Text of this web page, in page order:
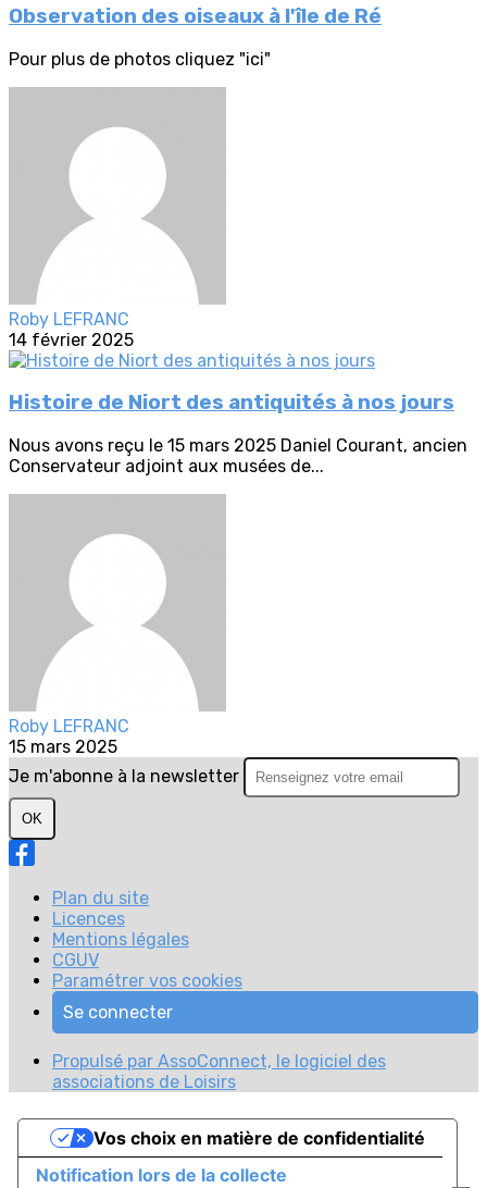
Observation des oiseaux à l'île de Ré
Pour plus de photos cliquez "ici"
Roby LEFRANC
14 février 2025
Histoire de Niort des antiquités à nos jours
Nous avons reçu le 15 mars 2025 Daniel Courant, ancien
Conservateur adjoint aux musées de...
Roby LEFRANC
15 mars 2025
Je m'abonne à la newsletter
OK
Plan du site
Licences
Mentions légales
CGUV
Paramétrer vos cookies
Se connecter
Propulsé par AssoConnect, le logiciel des
associations de Loisirs
Notification lors de la collecte
Vos choix en matière de confidentialité